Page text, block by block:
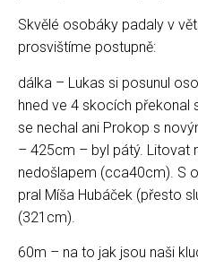
Skvělé osobáky padaly v
prosvištíme postupně:
dálka – Lukas si posunul
hned ve 4 skocích překonal
se nechal ani Prokop s
– 425cm – byl pátý. Litovat
nedošlapem (cca40cm). S
pral Míša Hubáček (přesto
(321cm).
60m – na to jak jsou naši